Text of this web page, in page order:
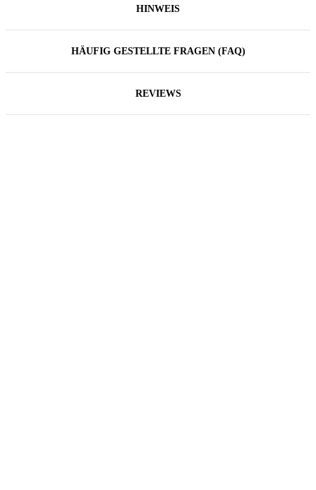
HINWEIS
HÄUFIG GESTELLTE FRAGEN (FAQ)
REVIEWS